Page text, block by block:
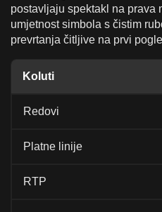
postavljaju spektakl na prava
umjetnost simbola s čistim
prevrtanja čitljive na prvi
Koluti
Redovi
Platne linije
RTP